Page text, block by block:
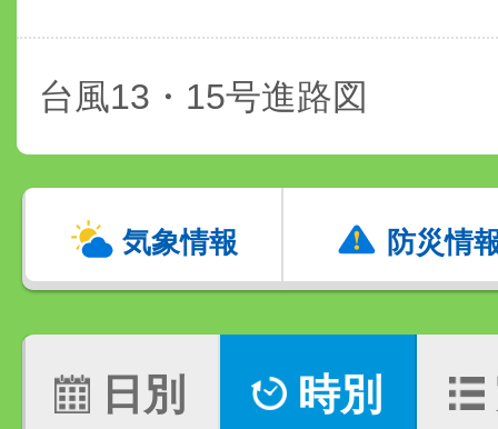
台風13・15号進路図
気象情報 防災情
日別 時別